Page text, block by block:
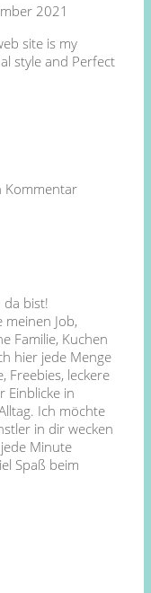
2021
site is my
style and Perfect
Kommentar
da bist!
meinen Job,
Familie, Kuchen
hier jede Menge
Freebies, leckere
Einblicke in
Ich möchte
in dir wecken
Minute
Spaß beim